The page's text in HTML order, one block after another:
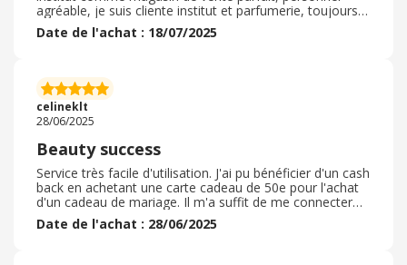
agréable, je suis cliente institut et parfumerie, toujours
de bons conseils, pas de force de vente ce qui est
appréciable, petit salon d'épilation et petits soins fait en
institut tout en ayant la prestation comme a son
habitude, plus simple, et permets de gagner et optimiser
le temps !
Date de l'achat : 18/07/2025
celineklt
28/06/2025
Beauty success
Service très facile d'utilisation. J'ai pu bénéficier d'un cash
back en achetant une carte cadeau de 50e pour l'achat
d'un cadeau de mariage. Il m'a suffit de me connecter
sur mon application EBuyClub et d'acheter le bon
d'achat. Une fois l'achat fait en magasin, j'ai pu payer
Date de l'achat : 28/06/2025